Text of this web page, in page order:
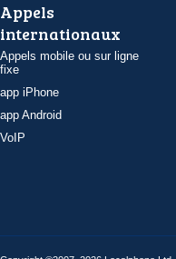
Appels
internationaux
Appels mobile ou sur ligne
fixe
app iPhone
app Android
VoIP